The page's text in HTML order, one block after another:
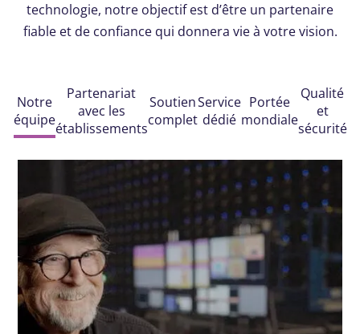
technologie, notre objectif est d’être un partenaire
fiable et de confiance qui donnera vie à votre vision.
Notre
équipe
Partenariat
avec les
établissements
Soutien
complet
Service
dédié
Portée
mondiale
Qualité
et
sécurité